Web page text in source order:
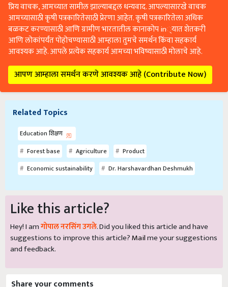
प्रिय वाचक, आमच्यात सामील झाल्याबद्दल धन्यवाद. आपल्यासारखे वाचक
आमच्यासाठी कृषी पत्रकारितेसाठी प्रेरणा आहेत. कृषी पत्रकारितेला अधिक
बळकट करण्यासाठी आणि ग्रामीण भारतातील कानाकोप in्यात शेतकरी
आणि लोकांपर्यंत पोहोचण्यासाठी आम्हाला तुमचे समर्थन किंवा सहकार्य
आवश्यक आहे. आपले प्रत्येक सहकार्य आमच्या भविष्यासाठी मोलाचे आहे.
आपण आम्हाला समर्थन करणे आवश्यक आहे (Contribute Now)
Related Topics
Education शिक्षण
Forest base
Agriculture
Product
Economic sustainability
Dr. Harshavardhan Deshmukh
Like this article?
Hey! I amगोपाल नरसिंग उगले. Did you liked this article and have
suggestions to improve this article?Mailme your suggestions
and feedback.